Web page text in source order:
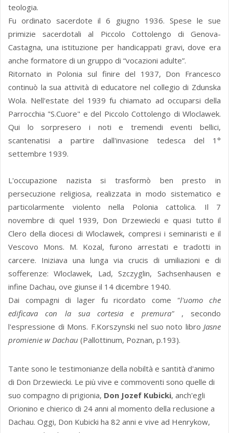
teologia.
Fu ordinato sacerdote il 6 giugno 1936. Spese le sue
primizie sacerdotali al Piccolo Cottolengo di Genova-
Castagna, una istituzione per handicappati gravi, dove era
anche formatore di un gruppo di “vocazioni adulte”.
Ritornato in Polonia sul finire del 1937, Don Francesco
continuò la sua attività di educatore nel collegio di Zdunska
Wola. Nell'estate del 1939 fu chiamato ad occuparsi della
Parrocchia "S.Cuore" e del Piccolo Cottolengo di Wloclawek.
Qui lo sorpresero i noti e tremendi eventi bellici,
scantenatisi a partire dall'invasione tedesca del 1°
settembre 1939.
L'occupazione nazista si trasformò ben presto in
persecuzione religiosa, realizzata in modo sistematico e
particolarmente violento nella Polonia cattolica. Il 7
novembre di quel 1939, Don Drzewiecki e quasi tutto il
Clero della diocesi di Wloclawek, compresi i seminaristi e il
Vescovo Mons. M. Kozal, furono arrestati e tradotti in
carcere. Iniziava una lunga via crucis di umiliazioni e di
sofferenze: Wloclawek, Lad, Szczyglin, Sachsenhausen e
infine Dachau, ove giunse il 14 dicembre 1940.
Dai compagni di lager fu ricordato come "l'uomo che
edificava con la sua cortesia e premura" , secondo
l'espressione di Mons. F.Korszynski nel suo noto libro Jasne
promienie w Dachau (Pallottinum, Poznan, p.193).
Tante sono le testimonianze della nobiltà e santità d'animo
di Don Drzewiecki. Le più vive e commoventi sono quelle di
suo compagno di prigionia, Don Jozef Kubicki, anch'egli
Orionino e chierico di 24 anni al momento della reclusione a
Dachau. Oggi, Don Kubicki ha 82 anni e vive ad Henrykow,